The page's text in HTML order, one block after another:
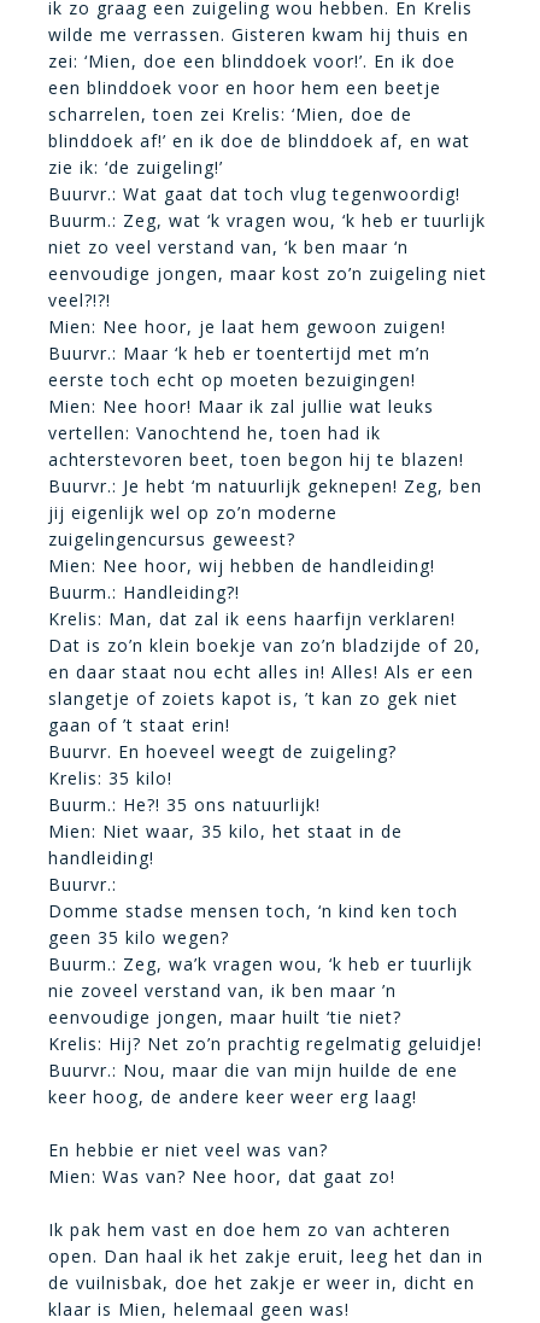
ik zo graag een zuigeling wou hebben. En Krelis
wilde me verrassen. Gisteren kwam hij thuis en
zei: ‘Mien, doe een blinddoek voor!’. En ik doe
een blinddoek voor en hoor hem een beetje
scharrelen, toen zei Krelis: ‘Mien, doe de
blinddoek af!’ en ik doe de blinddoek af, en wat
zie ik: ‘de zuigeling!’
Buurvr.: Wat gaat dat toch vlug tegenwoordig!
Buurm.: Zeg, wat ‘k vragen wou, ‘k heb er tuurlijk
niet zo veel verstand van, ‘k ben maar ‘n
eenvoudige jongen, maar kost zo’n zuigeling niet
veel?!?!
Mien: Nee hoor, je laat hem gewoon zuigen!
Buurvr.: Maar ‘k heb er toentertijd met m’n
eerste toch echt op moeten bezuigingen!
Mien: Nee hoor! Maar ik zal jullie wat leuks
vertellen: Vanochtend he, toen had ik
achterstevoren beet, toen begon hij te blazen!
Buurvr.: Je hebt ‘m natuurlijk geknepen! Zeg, ben
jij eigenlijk wel op zo’n moderne
zuigelingencursus geweest?
Mien: Nee hoor, wij hebben de handleiding!
Buurm.: Handleiding?!
Krelis: Man, dat zal ik eens haarfijn verklaren!
Dat is zo’n klein boekje van zo’n bladzijde of 20,
en daar staat nou echt alles in! Alles! Als er een
slangetje of zoiets kapot is, ’t kan zo gek niet
gaan of ’t staat erin!
Buurvr. En hoeveel weegt de zuigeling?
Krelis: 35 kilo!
Buurm.: He?! 35 ons natuurlijk!
Mien: Niet waar, 35 kilo, het staat in de
handleiding!
Buurvr.:
Domme stadse mensen toch, ‘n kind ken toch
geen 35 kilo wegen?
Buurm.: Zeg, wa’k vragen wou, ‘k heb er tuurlijk
nie zoveel verstand van, ik ben maar ’n
eenvoudige jongen, maar huilt ‘tie niet?
Krelis: Hij? Net zo’n prachtig regelmatig geluidje!
Buurvr.: Nou, maar die van mijn huilde de ene
keer hoog, de andere keer weer erg laag!
En hebbie er niet veel was van?
Mien: Was van? Nee hoor, dat gaat zo!
Ik pak hem vast en doe hem zo van achteren
open. Dan haal ik het zakje eruit, leeg het dan in
de vuilnisbak, doe het zakje er weer in, dicht en
klaar is Mien, helemaal geen was!